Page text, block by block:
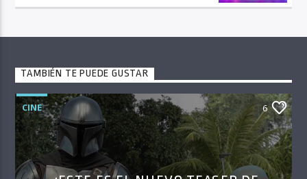
TAMBIÉN TE PUEDE GUSTAR
CINE 6